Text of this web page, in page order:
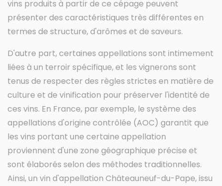
vins produits à partir de ce cépage peuvent
présenter des caractéristiques très différentes en
termes de structure, d'arômes et de saveurs.
D'autre part, certaines appellations sont intimement
liées à un terroir spécifique, et les vignerons sont
tenus de respecter des règles strictes en matière de
culture et de vinification pour préserver l'identité de
ces vins. En France, par exemple, le système des
appellations d'origine contrôlée (AOC) garantit que
les vins portant une certaine appellation
proviennent d'une zone géographique précise et
sont élaborés selon des méthodes traditionnelles.
Ainsi, un vin d'appellation Châteauneuf-du-Pape, issu